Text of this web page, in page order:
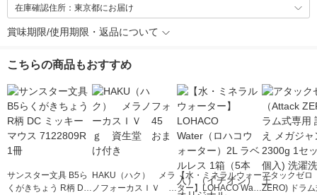
在庫確認住所：東京都にお届け
賞味期限/使用期限・返品について
こちらの商品もおすすめ
サンスター文具 B5ら
くがきちょう R柄 DC
HAKU（ハク） メラ
ノフォーカスＩＶ 4
【水・ミネラルウォー
ター】LOHACO Wate
アタックゼロ
ZERO) ドラ